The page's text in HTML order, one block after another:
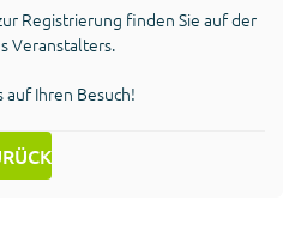
Registrierung finden Sie auf der
Veranstalters.
Ihren Besuch!